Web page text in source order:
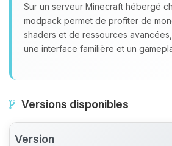
Sur un serveur Minecraft hébergé
modpack permet de profiter de
shaders et de ressources
une interface familière et un
Versions disponibles
Version